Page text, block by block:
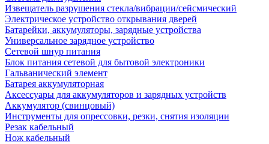
Извещатель разрушения стекла/вибрации/сейсмический
Электрическое устройство открывания дверей
Батарейки, аккумуляторы, зарядные устройства
Универсальное зарядное устройство
Сетевой шнур питания
Блок питания сетевой для бытовой электроники
Гальванический элемент
Батарея аккумуляторная
Аксессуары для аккумуляторов и зарядных устройств
Аккумулятор (свинцовый)
Инструменты для опрессовки, резки, снятия изоляции
Резак кабельный
Нож кабельный